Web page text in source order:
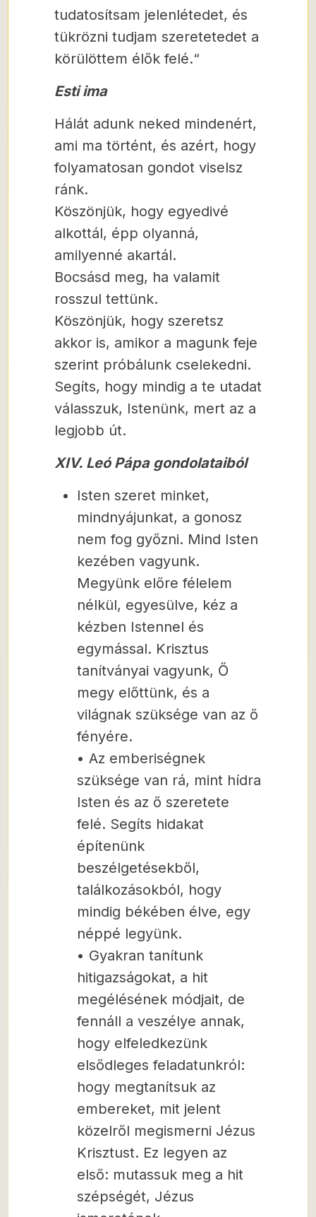
tudatosítsam jelenlétedet, és
tükrözni tudjam szeretetedet a
körülöttem élők felé.“
Esti ima
Hálát adunk neked mindenért,
ami ma történt, és azért, hogy
folyamatosan gondot viselsz
ránk.
Köszönjük, hogy egyedivé
alkottál, épp olyanná,
amilyenné akartál.
Bocsásd meg, ha valamit
rosszul tettünk.
Köszönjük, hogy szeretsz
akkor is, amikor a magunk feje
szerint próbálunk cselekedni.
Segíts, hogy mindig a te utadat
válasszuk, Istenünk, mert az a
legjobb út.
XIV. Leó Pápa gondolataiból
Isten szeret minket,
mindnyájunkat, a gonosz
nem fog győzni. Mind Isten
kezében vagyunk.
Megyünk előre félelem
nélkül, egyesülve, kéz a
kézben Istennel és
egymással. Krisztus
tanítványai vagyunk, Ő
megy előttünk, és a
világnak szüksége van az ő
fényére.
• Az emberiségnek
szüksége van rá, mint hídra
Isten és az ő szeretete
felé. Segíts hidakat
építenünk
beszélgetésekből,
találkozásokból, hogy
mindig békében élve, egy
néppé legyünk.
• Gyakran tanítunk
hitigazságokat, a hit
megélésének módjait, de
fennáll a veszélye annak,
hogy elfeledkezünk
elsődleges feladatunkról:
hogy megtanítsuk az
embereket, mit jelent
közelről megismerni Jézus
Krisztust. Ez legyen az
első: mutassuk meg a hit
szépségét, Jézus